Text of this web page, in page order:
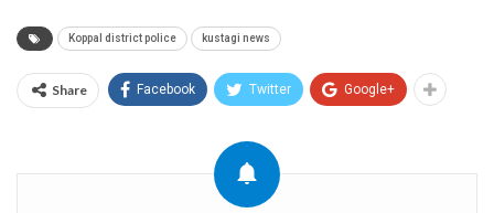
Link
Koppal district police kustagi news
Share Facebook Twitter Google+